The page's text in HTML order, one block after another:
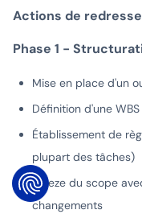
Actions de
Phase 1 -
Mise en place d'un
Définition d'une
Établissement de
plupart des tâches)
Freeze du scope
changements